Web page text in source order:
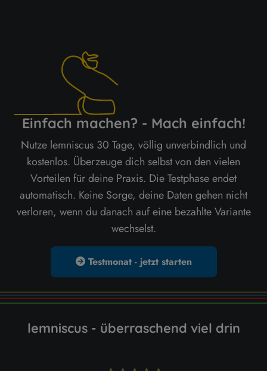
Einfach machen? - Mach einfach!
Nutze lemniscus 30 Tage, völlig unverbindlich und
kostenlos. Überzeuge dich selbst von den vielen
Vorteilen für deine Praxis. Die Testphase endet
automatisch. Keine Sorge, deine Daten gehen nicht
verloren, wenn du danach auf eine bezahlte Variante
wechselst.
Testmonat - jetzt starten
lemniscus - überraschend viel drin